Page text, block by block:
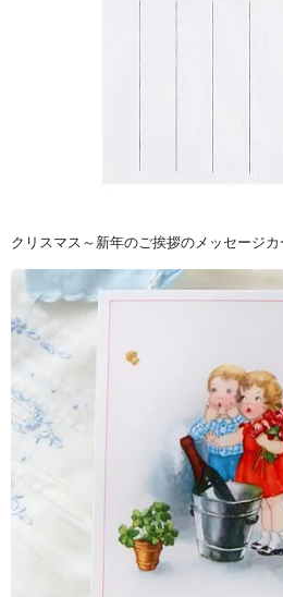
クリスマス～新年のご挨拶のメッセージカ